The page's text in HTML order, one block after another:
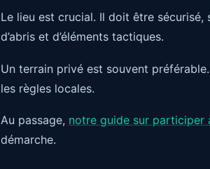
Le lieu est crucial. Il doit être
d’abris et d’éléments tactiques.
Un terrain privé est souvent
les règles locales.
Au passage, notre guide sur participer
démarche.